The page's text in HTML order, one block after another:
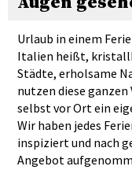
Urlaub in einem
Italien heißt,
Städte, erholsame
nutzen diese
selbst vor Ort ein
Wir haben jedes
inspiziert und nach
Angebot